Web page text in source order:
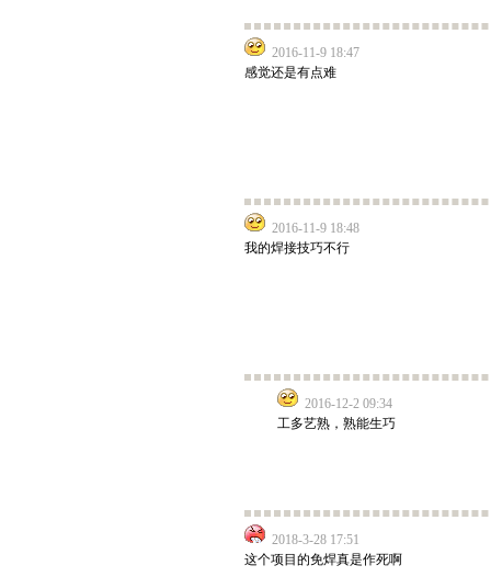
2016-11-9 18:47
感觉还是有点难
2016-11-9 18:48
我的焊接技巧不行
2016-12-2 09:34
工多艺熟，熟能生巧
2018-3-28 17:51
这个项目的免焊真是作死啊